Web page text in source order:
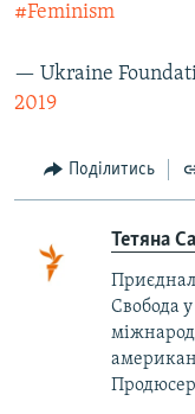
#Feminism
— Ukraine
2019
Поділитись
Тетяна
Свобода у